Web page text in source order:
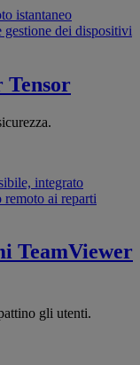
istantaneo
dei dispositivi
Tensor
integrato
remoto ai reparti
TeamViewer
gli utenti.